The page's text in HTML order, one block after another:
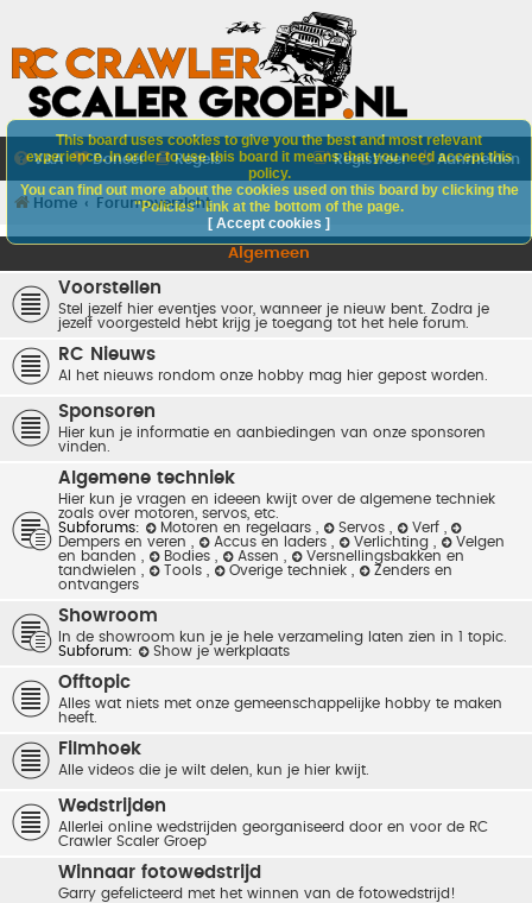
V&A Doneer Regels Aanmelden
Registreer
Home Forumoverzicht
Algemeen
Voorstellen
Stel jezelf hier eventjes voor, wanneer je nieuw bent. Zodra je
jezelf voorgesteld hebt krijg je toegang tot het hele forum.
RC Nieuws
Al het nieuws rondom onze hobby mag hier gepost worden.
Sponsoren
Hier kun je informatie en aanbiedingen van onze sponsoren
vinden.
Algemene techniek
Hier kun je vragen en ideeen kwijt over de algemene techniek
zoals over motoren, servos, etc.
Subforums:
Motoren en regelaars Servos Verf
Dempers en veren
Accus en laders Verlichting
Velgen
en banden
Bodies Assen
Versnellingsbakken en
tandwielen
Tools Overige techniek
Zenders en
ontvangers
Showroom
In de showroom kun je je hele verzameling laten zien in 1 topic.
Subforum:
Show je werkplaats
Offtopic
Alles wat niets met onze gemeenschappelijke hobby te maken
heeft.
Filmhoek
Alle videos die je wilt delen, kun je hier kwijt.
Wedstrijden
Allerlei online wedstrijden georganiseerd door en voor de RC
Crawler Scaler Groep
Winnaar fotowedstrijd
Garry gefelicteerd met het winnen van de fotowedstrijd!
This board uses cookies to give you the best and most relevant
experience. In order to use this board it means that you need accept this
policy.
You can find out more about the cookies used on this board by clicking the
"Policies" link at the bottom of the page.
[ Accept cookies ]